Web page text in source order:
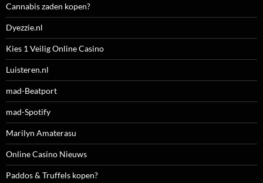
Cannabis zaden kopen?
Dyezzie.nl
Kies 1 Veilig Online Casino
Luisteren.nl
mad-Beatport
mad-Spotify
Marilyn Amaterasu
Online Casino Nieuws
Paddos & Truffels kopen?